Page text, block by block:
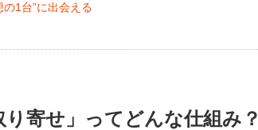
1台”に出会える
寄せ」ってどんな仕組み？